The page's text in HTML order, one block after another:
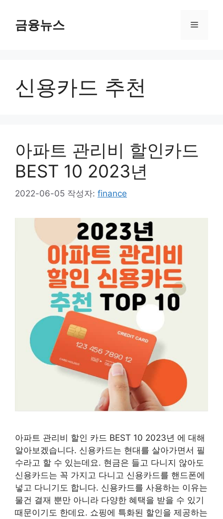
금융뉴스 메
신용카드 추천
아파트 관리비 할인카드
BEST 10 2023년
2022-06-05 작성자: finance
아파트 관리비 할인 카드 BEST 10 2023년 에 대해
알아보겠습니다. 신용카드는 현대를 살아가면서 필
수라고 할 수 있는데요. 현금은 들고 다니지 않아도
신용카드는 꼭 가지고 다니고 신용카드를 핸드폰에
넣고 다니기도 합니다. 신용카드를 사용하는 이유는
물건 결재 뿐만 아니라 다양한 혜택을 받을 수 있기
때문이기도 한데요. 쇼핑에 특화된 할인을 제공하는